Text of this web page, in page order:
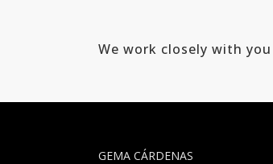
We work closely with
GEMA CÁRDENAS